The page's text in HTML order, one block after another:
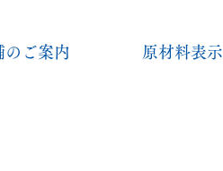
のご案内 原材料表示